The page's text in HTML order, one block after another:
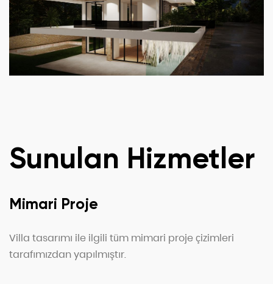
Sunulan Hizmetler
Mimari Proje
Villa tasarımı ile ilgili tüm mimari proje çizimleri
tarafımızdan yapılmıştır.